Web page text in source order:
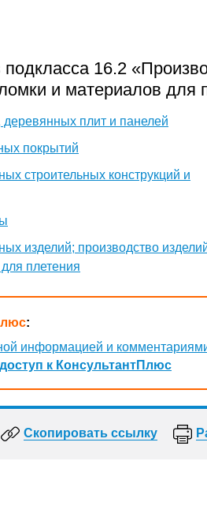
16.2
и материалов для
плит и панелей
покрытий
строительных конструкций и
изделий; производство
плетения
:
информацией и
к КонсультантПлюс
Скопировать ссылку